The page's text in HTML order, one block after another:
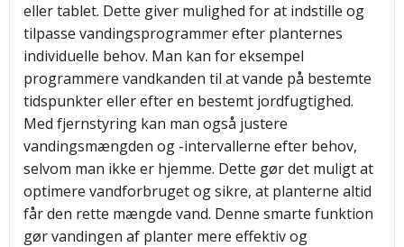
eller tablet. Dette giver mulighed for at indstille og
tilpasse vandingsprogrammer efter planternes
individuelle behov. Man kan for eksempel
programmere vandkanden til at vande på bestemte
tidspunkter eller efter en bestemt jordfugtighed.
Med fjernstyring kan man også justere
vandingsmængden og -intervallerne efter behov,
selvom man ikke er hjemme. Dette gør det muligt at
optimere vandforbruget og sikre, at planterne altid
får den rette mængde vand. Denne smarte funktion
gør vandingen af planter mere effektiv og